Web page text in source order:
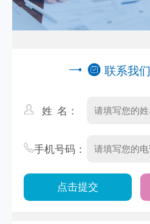
联系我们
姓 名：
手机号码：